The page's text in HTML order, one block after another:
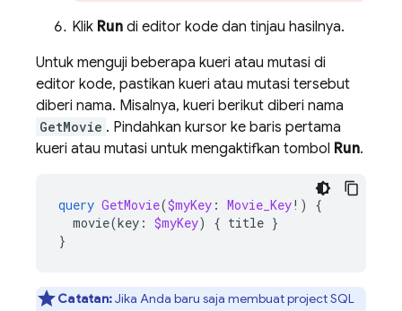
Klik Rundi editor kode dan tinjau hasilnya.
Untuk menguji beberapa kueri atau mutasi di
editor kode, pastikan kueri atau mutasi tersebut
diberi nama. Misalnya, kueri berikut diberi nama
GetMovie . Pindahkan kursor ke baris pertama
kueri atau mutasi untuk mengaktifkan tombol Run.
query GetMovie($myKey : Movie_Key!)
{
movie(key : $myKey) { title }
}
Catatan:Jika Anda baru saja membuat projectSQL